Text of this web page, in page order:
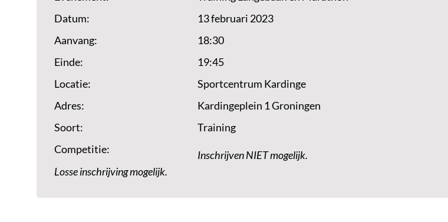
Datum:
13 februari 2023
Aanvang:
18:30
Einde:
19:45
Locatie:
Sportcentrum Kardinge
Adres:
Kardingeplein 1 Groningen
Soort:
Training
Competitie:
Inschrijven NIET mogelijk.
Losse inschrijving mogelijk.